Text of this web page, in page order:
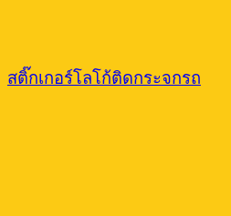
สติ๊กเกอร์โลโก้ติดกระจกรถ